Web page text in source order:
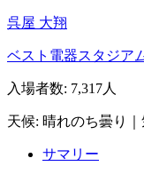
呉屋 大翔
ベスト電器スタジア
入場者数: 7,317人
天候: 晴れのち曇り
サマリー